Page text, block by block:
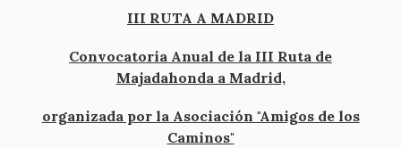
III RUTA A MADRID
Convocatoria Anual de la III Ruta de
Majadahonda a Madrid,
organizada por la Asociación "Amigos de los
Caminos"